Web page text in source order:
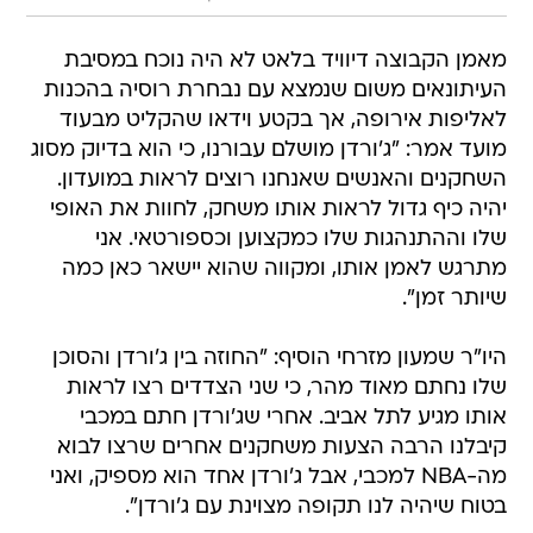
מאמן הקבוצה דיוויד בלאט לא היה נוכח במסיבת
העיתונאים משום שנמצא עם נבחרת רוסיה בהכנות
לאליפות אירופה, אך בקטע וידאו שהקליט מבעוד
מועד אמר: "ג'ורדן מושלם עבורנו, כי הוא בדיוק מסוג
השחקנים והאנשים שאנחנו רוצים לראות במועדון.
יהיה כיף גדול לראות אותו משחק, לחוות את האופי
שלו וההתנהגות שלו כמקצוען וכספורטאי. אני
מתרגש לאמן אותו, ומקווה שהוא יישאר כאן כמה
שיותר זמן".
היו"ר שמעון מזרחי הוסיף: "החוזה בין ג'ורדן והסוכן
שלו נחתם מאוד מהר, כי שני הצדדים רצו לראות
אותו מגיע לתל אביב. אחרי שג'ורדן חתם במכבי
קיבלנו הרבה הצעות משחקנים אחרים שרצו לבוא
מה-NBA למכבי, אבל ג'ורדן אחד הוא מספיק, ואני
בטוח שיהיה לנו תקופה מצוינת עם ג'ורדן".